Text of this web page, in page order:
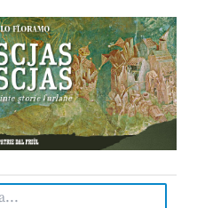
FRIULIAN MONTHLY •